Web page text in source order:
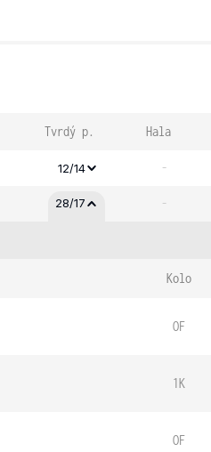
Tvrdý p. Hala
12/14 -
28/17 -
Kolo
OF
1K
OF